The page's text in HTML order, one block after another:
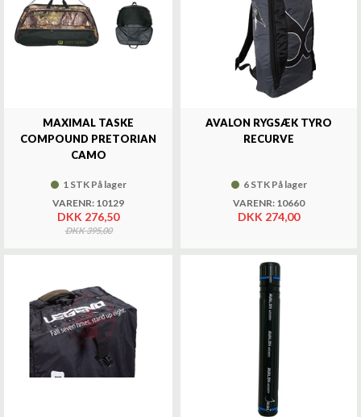
MAXIMAL TASKE
COMPOUND PRETORIAN
CAMO
1 STK På lager
VARENR: 10129
DKK 276,50
DKK 395,00
AVALON RYGSÆK TYRO
RECURVE
6 STK På lager
VARENR: 10660
DKK 274,00